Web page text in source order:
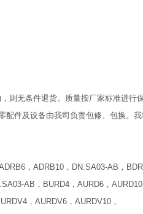
则无条件退货。质量按厂家标准进
件及设备由我司负责包修、包换。
，ADRB10，DN.SA03-AB，
AB，BURD4，AURD6，
，AURDV6，AURDV10，